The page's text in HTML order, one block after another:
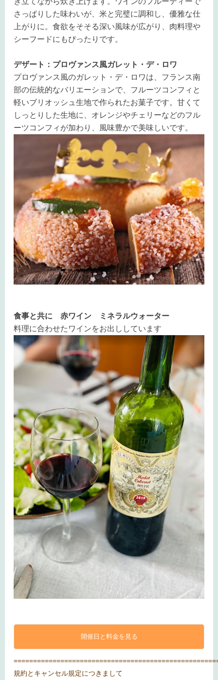
さっぱりした味わいが、米と完璧に調和し、優雅な仕
上がりに。食欲をそそる深い風味が広がり、肉料理や
シーフードにもぴったりです。
デザート：プロヴァンス風ガレット・デ・ロワ
プロヴァンス風のガレット・デ・ロワは、フランス南
部の伝統的なバリエーションで、フルーツコンフィと
軽いブリオッシュ生地で作られたお菓子です。甘くて
しっとりした生地に、オレンジやチェリーなどのフル
ーツコンフィが加わり、風味豊かで美味しいです。
食事と共に 赤ワイン ミネラルウォーター
料理に合わせたワインをお出ししています
開催日と料金を見る
規約とキャンセル規定につきまして